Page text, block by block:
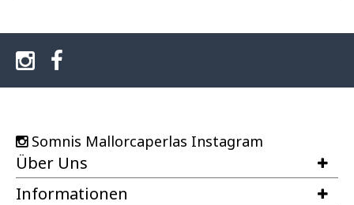
Somnis Mallorcaperlas Instagram
Über Uns
Informationen